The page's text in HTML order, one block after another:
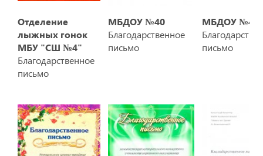
Отделение
лыжных гонок
МБУ "СШ №4"
Благодарственное
письмо
МБДОУ №40
Благодарственное
письмо
МБДОУ №40
письмо